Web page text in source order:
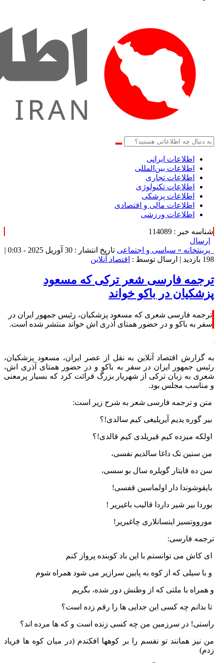
اطلاعات‌ ‎ایرانی
اطلاعات بین‌المللی
اطلاعات تجاری
اطلاعات تکنولوژی
اطلاعات پزشکی
اطلاعات مالی و اقتصادی
اطلاعات ورزشی
شناسه خبر : 114089
ارسال
پرینتخانه » سیاسی و اجتماعی تاریخ انتشار : 30 آوریل 2025 - 0:03 |
198 بازدید
| ارسال توسط : اقتصاد آنلاین
ترجمه فارسی شعر ترکی که مسعود
پزشکیان در باکو خواند
ترجمه فارسی شعری که مسعود پزشکیان، رئیس جمهور ایران در
سفر به باکو و در حضور همتای آذری اش خواند منتشر شده است.
به گزارش اقتصاد آنلاین به نقل از عصر ایران، مسعود پزشکیان،
رئیس جمهور ایران در سفر به باکو و در حضور همتای آذری اش،
شعری به زبان ترکی از شهریار بزرگ قرائت کرد که بسیار پرمعنی
و مناسب مجلس بود.
متن و ترجمه فارسی شعر به شرح زیر است:
بیر گوره یدیم آیریلیغی کیم سالدی!؟
اولکه میزده کیم قیریلدی کیم قالدی!؟
من سنین تک داغا سالدیم نفسی،
سن ده قایتار گویلره سال بو سسی،
بایقوشوندا دار اولماسین قفسی!
بوردا بیر شیر داردا قالیب باغیریر !
مورووتسیز اینسانلاری چاغیریر!
ترجمه فارسی:
ای کاش می توانستم با این باد کوبنده پرواز کنم
و با سیلی که از کوه به پایین سرازیر می شود همراه شوم
و همراه با ملتی که از وطنش دور شده، بگریم
تا بدانم چه کسی این جدایی ها را رقم زده است؟
راستی! در سرزمین من چه کسی زنده است و که ها مرده اند؟
من نیز همانند تو نفسم را بر کوهها افکندم (در میان کوه ها فریاد
زدم)